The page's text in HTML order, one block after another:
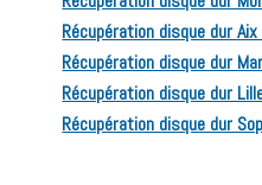
Récupération disque dur
Récupération disque dur
Récupération disque dur
Récupération disque dur